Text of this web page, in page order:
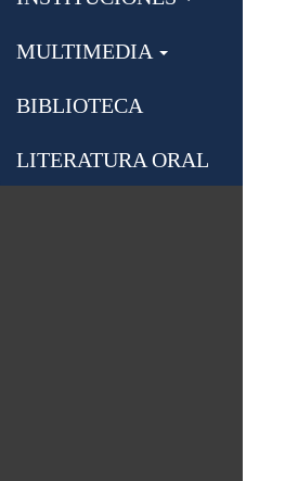
MULTIMEDIA
BIBLIOTECA
LITERATURA ORAL